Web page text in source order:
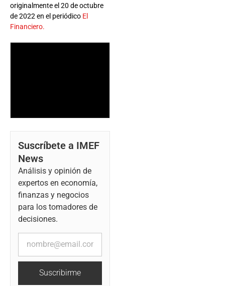
originalmente el 20 de octubre
de 2022 en el periódico El
Financiero.
Suscríbete a IMEF
News
Análisis y opinión de
expertos en economía,
finanzas y negocios
para los tomadores de
decisiones.
Suscribirme